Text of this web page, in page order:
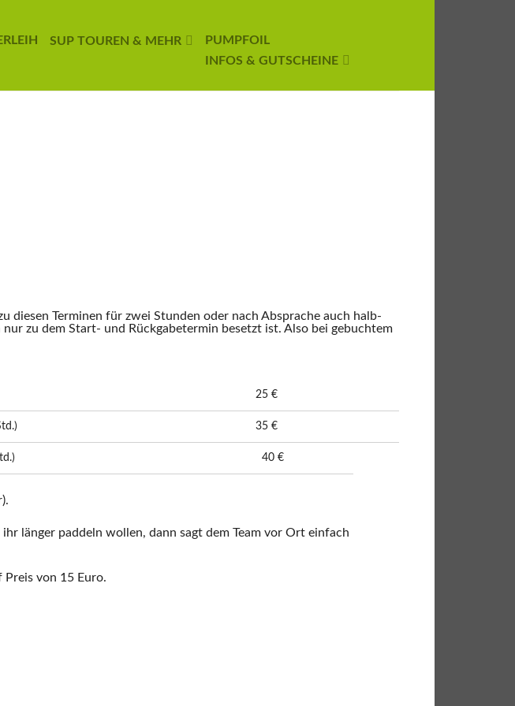
SUP TOUREN & MEHR
PUMPFOIL
INFOS & GUTSCHEINE
diesen Terminen für zwei Stunden oder nach Absprache auch halb-
zu dem Start- und Rückgabetermin besetzt ist. Also bei gebuchtem
25 €
35 €
40 €
länger paddeln wollen, dann sagt dem Team vor Ort einfach
von 15 Euro.